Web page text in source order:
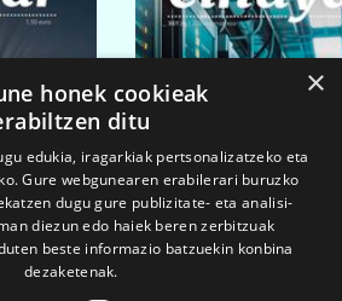
×
honek cookieak
ditu
edukia, iragarkiak pertsonalizatzeko eta
Gure webgunearen erabilerari buruzko
dugu gure publizitate- eta analisi-
diezun edo haiek beren zerbitzuak
beste informazio batzuekin konbina
dezaketenak.